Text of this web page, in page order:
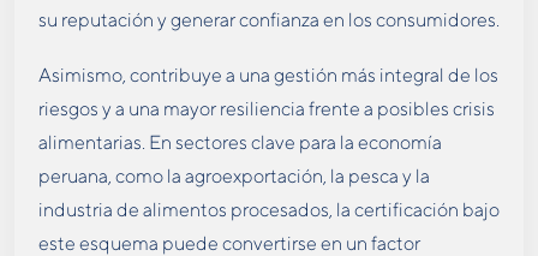
su reputación y generar confianza en los consumidores.
Asimismo, contribuye a una gestión más integral de los
riesgos y a una mayor resiliencia frente a posibles crisis
alimentarias. En sectores clave para la economía
peruana, como la agroexportación, la pesca y la
industria de alimentos procesados, la certificación bajo
este esquema puede convertirse en un factor